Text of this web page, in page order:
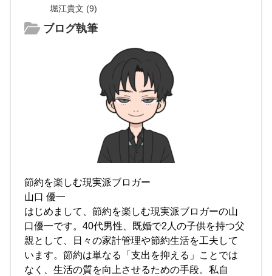
堀江貴文 (9)
ブログ執筆
節約を楽しむ現実派ブロガー
山口 優一
はじめまして、節約を楽しむ現実派ブロガーの山
口優一です。40代男性、既婚で2人の子供を持つ父
親として、日々の家計管理や節約生活を工夫して
います。節約は単なる「支出を抑える」ことでは
なく、生活の質を向上させるための手段。私自